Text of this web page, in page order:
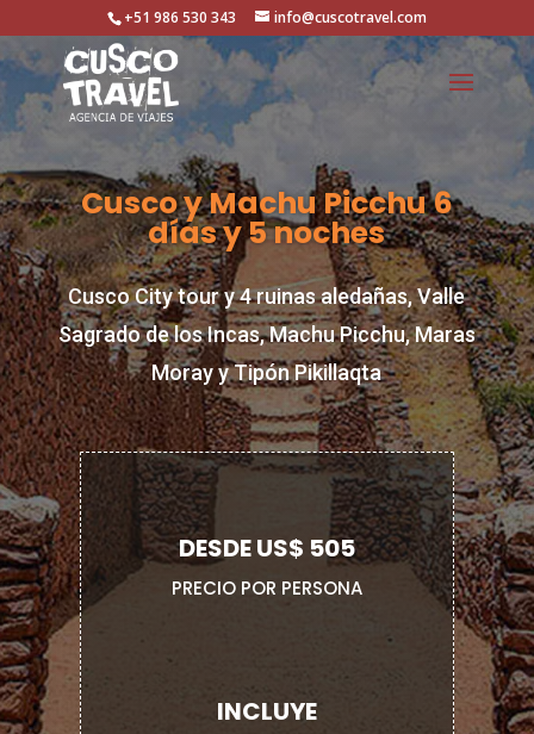
+51 986 530 343 info@cuscotravel.com
Cusco y Machu Picchu 6
días y 5 noches
Cusco City tour y 4 ruinas aledañas, Valle
Sagrado de los Incas, Machu Picchu, Maras
Moray y Tipón Pikillaqta
DESDE US$ 505
PRECIO POR PERSONA
INCLUYE